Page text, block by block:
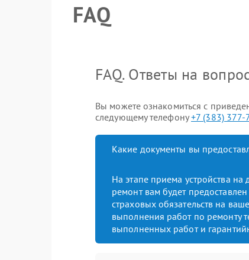
FAQ
FAQ. Ответы на
Вы можете ознакомиться с
следующему телефону+7 (383)
Какие документы вы
На этапе приема устройства
ремонт вам будет
страховых обязательств на
выполнения работ по ремонту
выполненных работ и